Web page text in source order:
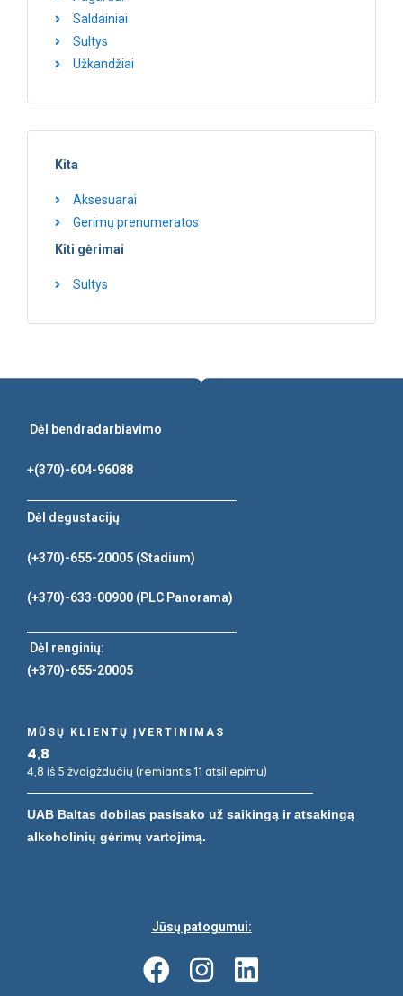
Saldainiai
Sultys
Užkandžiai
Kita
Aksesuarai
Gerimų prenumeratos
Kiti gėrimai
Sultys
Dėl bendradarbiavimo
+(370)-604-96088
Dėl degustacijų
(+370)-655-20005 (Stadium)
(+370)-633-00900 (PLC Panorama)
Dėl renginių:
(+370)-655-20005
MŪSŲ KLIENTŲ ĮVERTINIMAS
4,8
4,8 iš 5 žvaigždučių (remiantis 11 atsiliepimu)
UAB Baltas dobilas pasisako už saikingą ir atsakingą
alkoholinių gėrimų vartojimą.
Jūsų patogumui: